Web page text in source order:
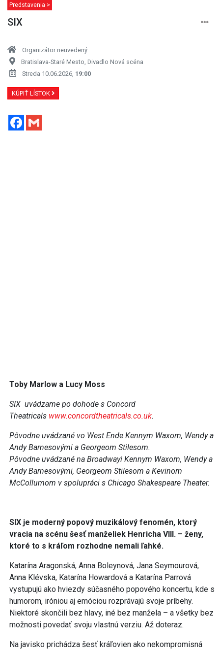
Predstavenia >
SIX
Organizátor neuvedený
Bratislava-Staré Mesto, Divadlo Nová scéna
Streda 10.06.2026, 19:00
KÚPIŤ LÍSTOK
Facebook
Toby Marlow a Lucy Moss
SIX uvádzame po dohode s Concord
Theatricals www.concordtheatricals.co.uk.
Pôvodne uvádzané vo West Ende Kennym Waxom, Wendy a
Andy Barnesovými a Georgeom Stilesom.
Pôvodne uvádzané na Broadwayi Kennym Waxom, Wendy a
Andy Barnesovými, Georgeom Stilesom a Kevinom
McCollumom v spolupráci s Chicago Shakespeare Theater.
SIX je moderný popový muzikálový fenomén, ktorý
vracia na scénu šesť manželiek Henricha VIII. – ženy,
ktoré to s kráľom rozhodne nemali ľahké.
Katarína Aragonská, Anna Boleynová, Jana Seymourová,
Anna Klévska, Katarína Howardová a Katarína Parrová
vystupujú ako hviezdy súčasného popového koncertu, kde s
humorom, iróniou aj emóciou rozprávajú svoje príbehy.
Niektoré skončili bez hlavy, iné bez manžela – a všetky bez
možnosti povedať svoju vlastnú verziu. Až doteraz.
Na javisko prichádza šesť kráľovien ako nekompromisná